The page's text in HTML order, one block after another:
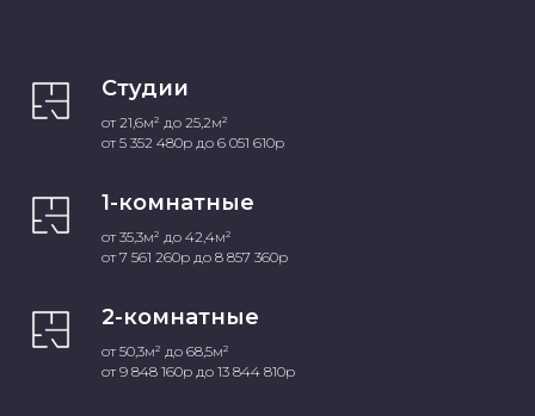
Студии
от 21,6м² до 25,2м²
от 5 352 480р до 6 051 610р
1-комнатные
от 35,3м² до 42,4м²
от 7 561 260р до 8 857 360р
2-комнатные
от 50,3м² до 68,5м²
от 9 848 160р до 13 844 810р